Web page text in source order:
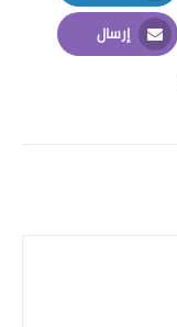
LinkedIn
إرسال
Email